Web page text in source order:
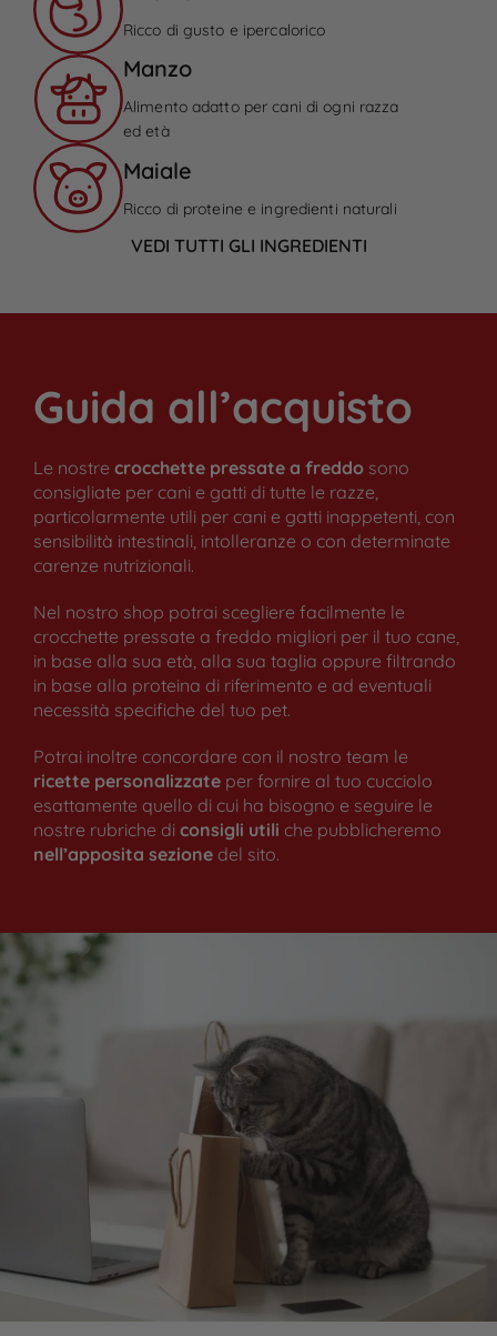
Ricco di gusto e ipercalorico
Manzo
Alimento adatto per cani di ogni razza
ed età
Maiale
Ricco di proteine e ingredienti naturali
VEDI TUTTI GLI INGREDIENTI
Guida all’acquisto
Le nostre crocchette pressate a freddosono
consigliate per cani e gatti di tutte le razze,
particolarmente utili per cani e gatti inappetenti, con
sensibilità intestinali, intolleranze o con determinate
carenze nutrizionali.
Nel nostro shop potrai scegliere facilmente le
crocchette pressate a freddo migliori per il tuo cane,
in base alla sua età, alla sua taglia oppure filtrando
in base alla proteina di riferimento e ad eventuali
necessità specifiche del tuo pet.
Potrai inoltre concordare con il nostro team le
ricette personalizzateper fornire al tuo cucciolo
esattamente quello di cui ha bisogno e seguire le
nostre rubriche di consigli utili che pubblicheremo
nell’apposita sezionedel sito.